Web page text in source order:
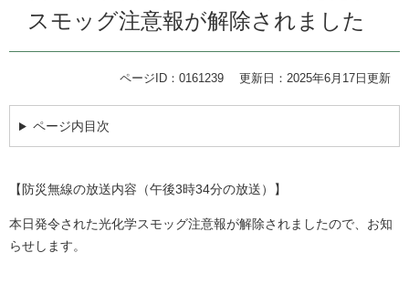
スモッグ注意報が解除されました
ページID：0161239 更新日：2025年6月17日更新
ページ内目次
【防災無線の放送内容（午後3時34分の放送）】
本日発令された光化学スモッグ注意報が解除されましたので、お知
らせします。